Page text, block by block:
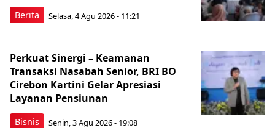
Berita Selasa, 4 Agu 2026 - 11:21
Bisnis
Perkuat Sinergi – Keamanan
Transaksi Nasabah Senior, BRI BO
Cirebon Kartini Gelar Apresiasi
Layanan Pensiunan
Senin, 3 Agu 2026 - 19:08